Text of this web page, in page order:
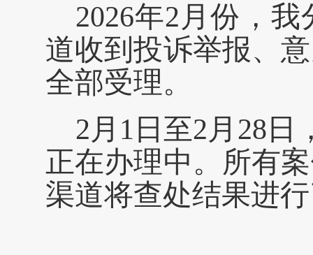
2026年2月份，
道收到投诉举报、
全部受理。
2月1日至2月28日
正在办理中。所有
渠道将查处结果进